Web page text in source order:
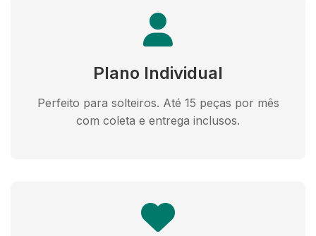
Plano Individual
Perfeito para solteiros. Até 15 peças por mês
com coleta e entrega inclusos.